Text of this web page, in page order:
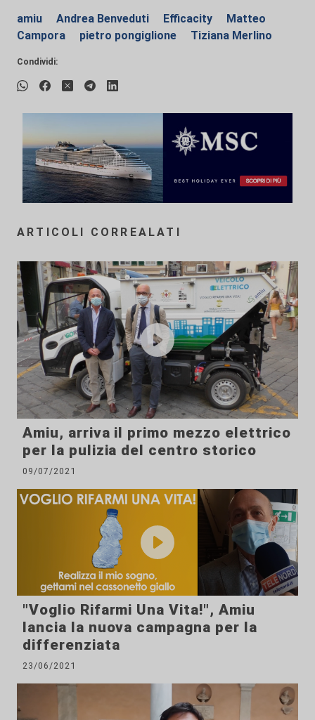
amiu Andrea Benveduti Efficacity
Matteo
Campora
pietro pongiglione Tiziana Merlino
Condividi:
ARTICOLI CORREALATI
Amiu, arriva il primo mezzo elettrico
per la pulizia del centro storico
09/07/2021
"Voglio Rifarmi Una Vita!", Amiu
lancia la nuova campagna per la
differenziata
23/06/2021